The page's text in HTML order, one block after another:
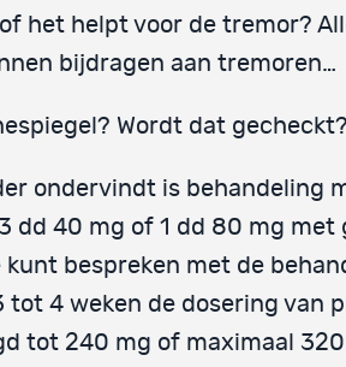
het helpt voor de tremor?
bijdragen aan tremoren…
Wordt dat gecheckt?
ondervindt is behandeling
dd 40 mg of 1 dd 80 mg met
bespreken met de
tot 4 weken de dosering van
tot 240 mg of maximaal